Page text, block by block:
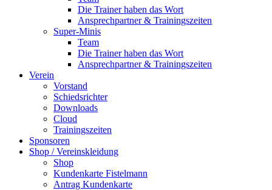
Die Trainer haben das Wort
Ansprechpartner & Trainingszeiten
Super-Minis
Team
Die Trainer haben das Wort
Ansprechpartner & Trainingszeiten
Verein
Vorstand
Schiedsrichter
Downloads
Cloud
Trainingszeiten
Sponsoren
Shop / Vereinskleidung
Shop
Kundenkarte Fistelmann
Antrag Kundenkarte